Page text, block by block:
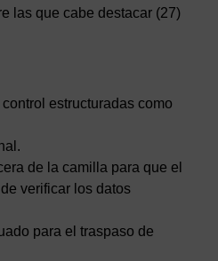
las que cabe destacar (27)
estructuradas como
de la camilla para que el
verificar los datos
para el traspaso de